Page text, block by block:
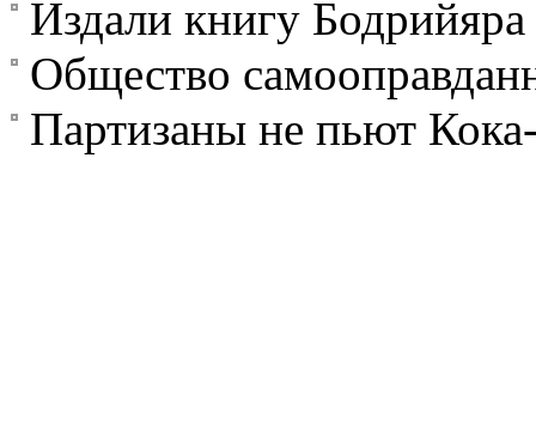
Издали книгу
Общество
Партизаны не пьют